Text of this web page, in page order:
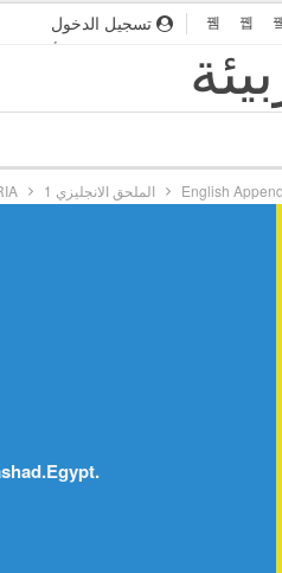
تسجيل الدخول
أهداف
مواقع صديقة
English الملحق الانجليزي 1